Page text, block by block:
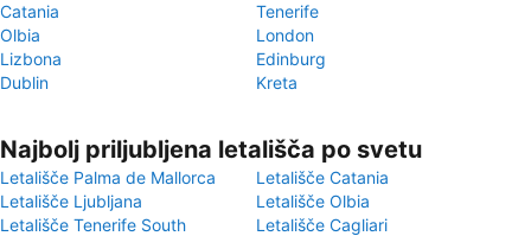
Catania
Tenerife
Olbia
London
Lizbona
Edinburg
Dublin
Kreta
Najbolj priljubljena letališča po svetu
Letališče Palma de Mallorca
Letališče Catania
Letališče Ljubljana
Letališče Olbia
Letališče Tenerife South
Letališče Cagliari